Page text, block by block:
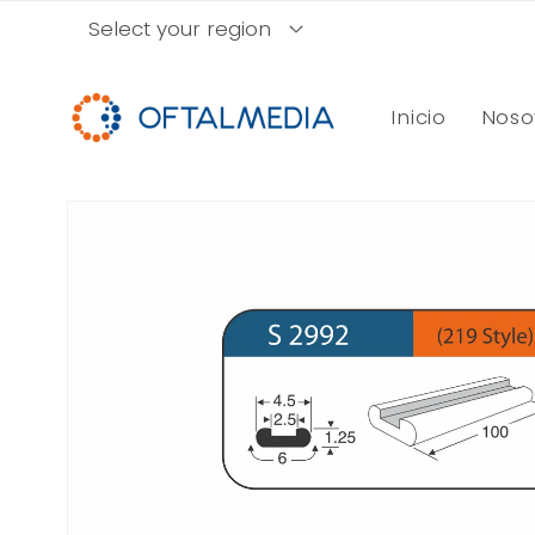
directamenteSelect your region
Inicio